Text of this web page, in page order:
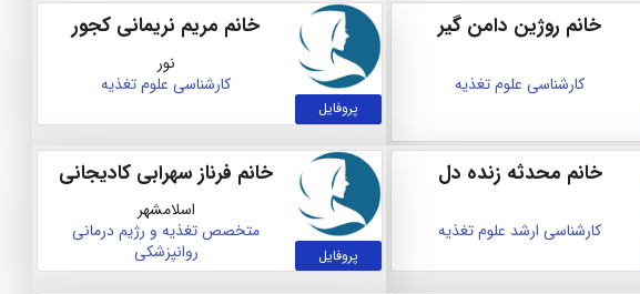
خانم روژین دامن گیر
کارشناسی علوم تغذیه
پروفایل
خانم مریم نریمانی کجور
نور
کارشناسی علوم تغذیه
خانم محدثه زنده دل
کارشناسی ارشد علوم تغذیه
پروفایل
خانم فرناز سهرابی کادیجانی
اسلامشهر
متخصص تغذیه و رژیم درمانی
روانپزشکی